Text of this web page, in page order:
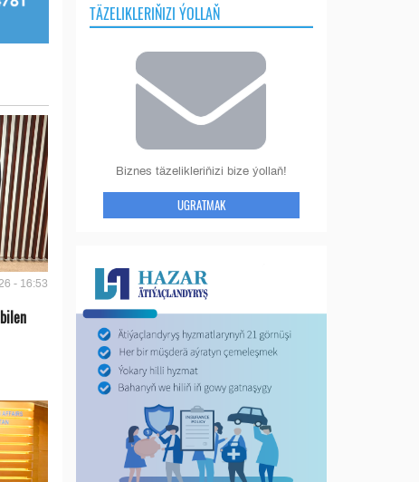
- 16:53
TÄZELIKLERIŇIZI ÝOLLAŇ
Biznes täzelikleriňizi bize ýollaň!
UGRATMAK